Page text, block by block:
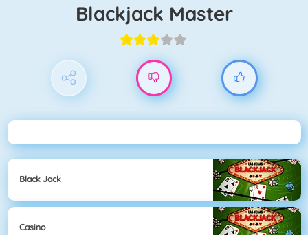
Blackjack Master
Black Jack
Casino